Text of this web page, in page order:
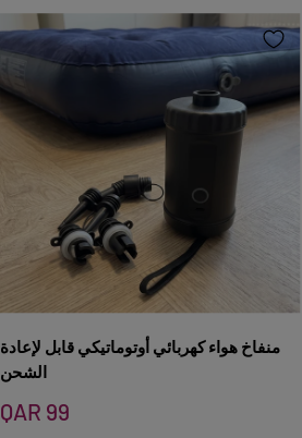
منفاخ هواء كهربائي أوتوماتيكي قابل لإعادة
الشحن
سعر
QAR 99